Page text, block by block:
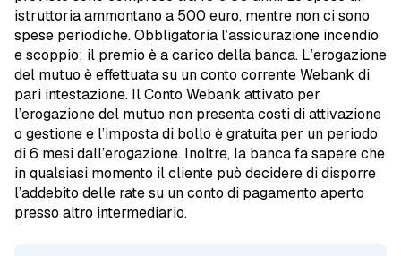
istruttoria ammontano a 500 euro, mentre non ci sono
spese periodiche. Obbligatoria l’assicurazione incendio
e scoppio; il premio è a carico della banca. L’erogazione
del mutuo è effettuata su un conto corrente Webank di
pari intestazione. Il Conto Webank attivato per
l’erogazione del mutuo non presenta costi di attivazione
o gestione e l’imposta di bollo è gratuita per un periodo
di 6 mesi dall’erogazione. Inoltre, la banca fa sapere che
in qualsiasi momento il cliente può decidere di disporre
l’addebito delle rate su un conto di pagamento aperto
presso altro intermediario.